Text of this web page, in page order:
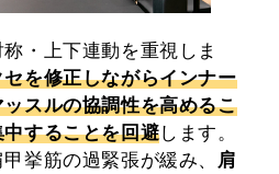
・上下連動を重視しま
を修正しながらインナー
スルの協調性を高めるこ
することを回避します。
挙筋の過緊張が緩み、 肩